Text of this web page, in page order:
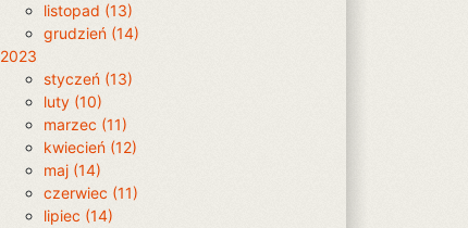
listopad (13)
grudzień (14)
2023
styczeń (13)
luty (10)
marzec (11)
kwiecień (12)
maj (14)
czerwiec (11)
lipiec (14)